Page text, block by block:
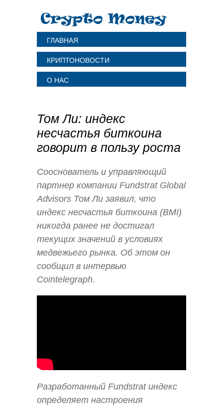
ГЛАВНАЯ
КРИПТОНОВОСТИ
О НАС
Том Ли: индекс
несчастья биткоина
говорит в пользу роста
Сооснователь и управляющий
партнер компании Fundstrat Global
Advisors Том Ли заявил, что
индекс несчастья биткоина (BMI)
никогда ранее не достигал
текущих значений в условиях
медвежьего рынка. Об этом он
сообщил в интервью
Cointelegraph.
Разработанный Fundstrat индекс
определяет настроения